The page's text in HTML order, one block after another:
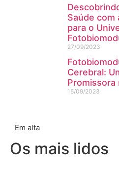
Saúde com
para o
27/09/2023
Cerebral:
Promissora
15/09/2023
Em alta
Os mais lidos